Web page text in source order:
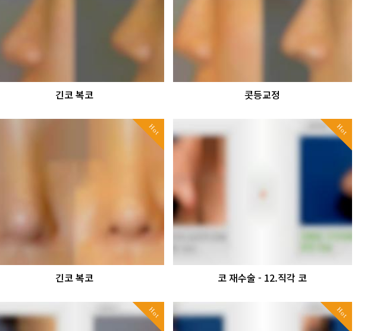
긴코 복코 콧등교정
Hot
긴코 복코
Hot
코 재수술 - 12.직각 코
Hot Hot